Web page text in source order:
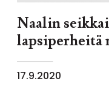
Naalin
lapsiperheitä
17.9.2020